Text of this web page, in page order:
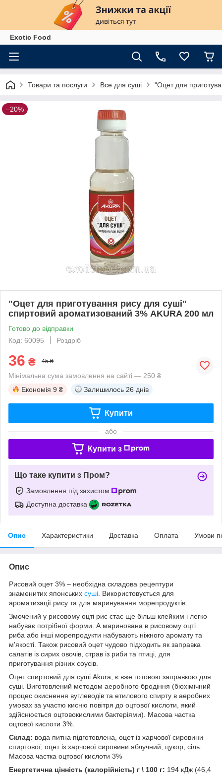
Exotiс Food
Товари та послуги Все для суші "Оцет для
–20%
"Оцет для приготування рису для суші"
спиртовий ароматизований 3% AKURA 200 мл
Готово до відправки
Код: 60095
Роздріб
36 ₴ 45 ₴
Мінімальна сума замовлення на сайті — 250 ₴
Економія 9 ₴ Залишилось 26 днів
Купити
або
Купити з
Що таке купити з Пром?
Замовлення під захистом
Доступна доставка
Опис Характеристики Доставка Оплата Умови
Опис
Рисовий оцет 3% – необхідна складова рецептури
знаменитих японських суші . Використовується для
ароматизації рису та для маринування морепродуктів.
Змочений у рисовому оцті рис стає ще більш клейким і легко
набуває потрібної форми. А маринована в рисовому оцті
риба або інші морепродукти набувають ніжного аромату та
м'якості. Також рисовий оцет чудово підходить як заправка
салатів із сирих овочів, страв із риби та птиці, для
приготування різних соусів.
Оцет спиртовий для суші Akura, є вже готовою заправкою для
суші. Виготовлений методом аеробного бродіння (біохімічний
процес окиснення вуглеводів та етилового спирту в аеробних
умовах за участю кисню повітря до оцтової кислоти, який
здійснюється оцтовокислими бактеріями). Масова частка
оцтової кислоти 3%.
Склад: вода питна підготовлена, оцет із харчової сировини
спиртової, оцет із харчової сировини яблучний, цукор, сіль.
Масова частка оцтової кислоти 3%
Енергетична цінність (калорійність) г \ 100 г: 194 кДж (46,4